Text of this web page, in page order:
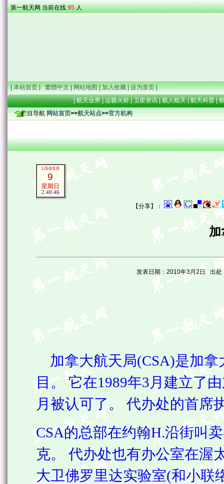
第一航天网 当前在线 95 人
| 本站首页 | 繁體中文 | 网站地图 | 加入收藏 | 设为首页 |
| 航天业界| 运载火箭| 卫星资讯| 载人航天| 航天科普|
栏目导航 网站首页>>航天站点>>官方机构
126年8月
9
星期日
2:40:46
【分享】：
加
发表日期：2010年3月2日 出
加拿大航天局(CSA)是加拿
目。 它在1989年3月建立了
月被认可了。 代办处的首席
CSA的总部在约翰H.沿街叫
克。 代办处也有办公室在渥
大卫佛罗里达实验室(和小联